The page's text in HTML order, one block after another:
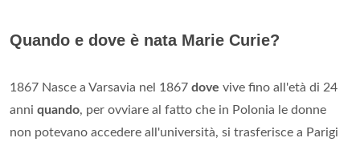
Quando e dove è nata Marie Curie?
1867 Nasce a Varsavia nel 1867 dove vive fino all'età di 24
anni quando, per ovviare al fatto che in Polonia le donne
non potevano accedere all'università, si trasferisce a Parigi